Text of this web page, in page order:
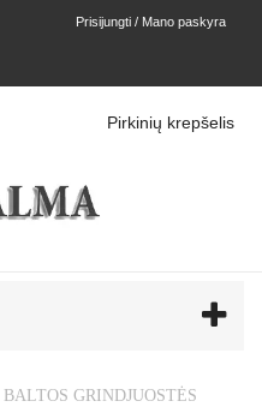
Prisijungti / Mano paskyra
Pirkinių krepšelis
BALTOS GRINDJUOSTĖS